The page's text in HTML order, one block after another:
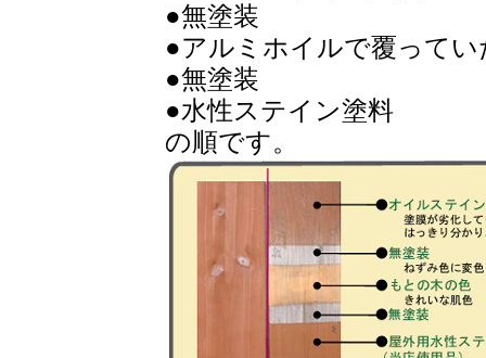
●無塗装
●アルミホイルで覆って
●無塗装
●水性ステイン塗料
の順です。